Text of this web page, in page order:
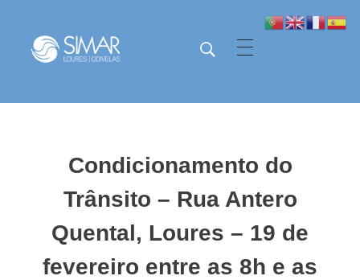
Condicionamento do
Trânsito – Rua Antero
Quental, Loures – 19 de
fevereiro entre as 8h e as